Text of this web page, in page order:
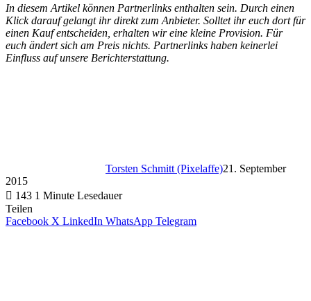
In diesem Artikel können Partnerlinks enthalten sein. Durch einen
Klick darauf gelangt ihr direkt zum Anbieter. Solltet ihr euch dort für
einen Kauf entscheiden, erhalten wir eine kleine Provision. Für
euch ändert sich am Preis nichts. Partnerlinks haben keinerlei
Einfluss auf unsere Berichterstattung.
Torsten Schmitt (Pixelaffe)21. September
2015
143 1 Minute Lesedauer
Teilen
Facebook X LinkedIn WhatsApp Telegram